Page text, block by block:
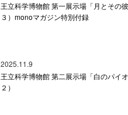
王立科学博物館 第一展示場「月とその
３）monoマガジン特別付録
2025.11.9
王立科学博物館 第二展示場「白のパイ
２）